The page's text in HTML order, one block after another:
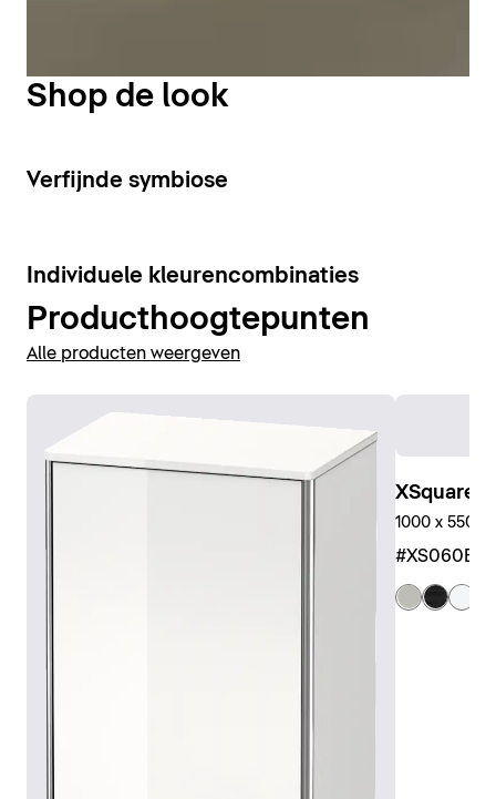
Spiegel weergeven
Shop de look
3
Verfijnde symbiose
4
Individuele kleurencombinaties
Producthoogtepunten
Alle producten weergeven
XSquare
1000 x 550 x